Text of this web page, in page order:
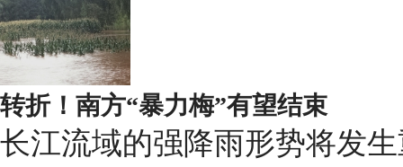
转折！南方“暴力梅”有望结束
长江流域的强降雨形势将发